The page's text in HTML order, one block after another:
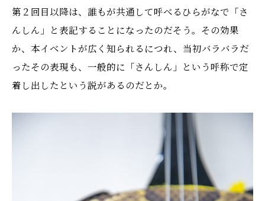
第２回目以降は、誰もが共通して呼べるひらがなで「さ
んしん」と表記することになったのだそう。その効果
か、本イベントが広く知られるにつれ、当初バラバラだ
ったその表現も、一般的に「さんしん」という呼称で定
着し出したという説があるのだとか。